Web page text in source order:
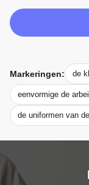
Markeringen: de
eenvormige de
de uniformen van